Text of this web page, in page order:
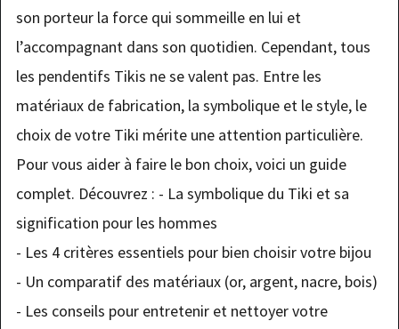
son porteur la force qui sommeille en lui et
l’accompagnant dans son quotidien. Cependant, tous
les pendentifs Tikis ne se valent pas. Entre les
matériaux de fabrication, la symbolique et le style, le
choix de votre Tiki mérite une attention particulière.
Pour vous aider à faire le bon choix, voici un guide
complet. Découvrez : - La symbolique du Tiki et sa
signification pour les hommes
- Les 4 critères essentiels pour bien choisir votre bijou
- Un comparatif des matériaux (or, argent, nacre, bois)
- Les conseils pour entretenir et nettoyer votre